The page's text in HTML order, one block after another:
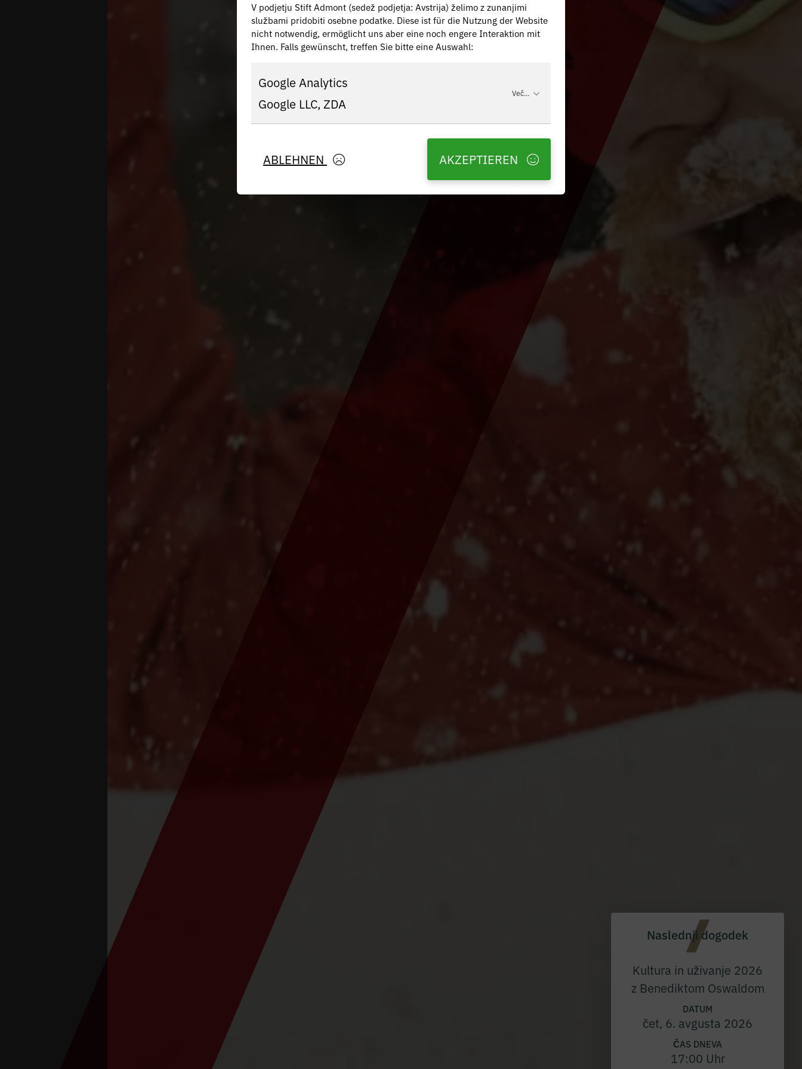
Naslednji dogodek
Kultura in uživanje 2026
z Benediktom Oswaldom
DATUM
čet, 6. avgusta 2026
ČAS DNEVA
17:00 Uhr
V podjetju Stift Admont (sedež podjetja: Avstrija) želimo z zunanjimi
službami pridobiti osebne podatke. Diese ist für die Nutzung der Website
nicht notwendig, ermöglicht uns aber eine noch engere Interaktion mit
Ihnen. Falls gewünscht, treffen Sie bitte eine Auswahl:
Google Analytics
Google LLC, ZDA
Več...
ABLEHNEN AKZEPTIEREN